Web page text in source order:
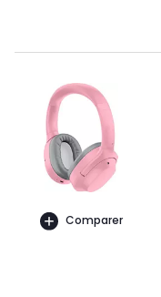
Comparer